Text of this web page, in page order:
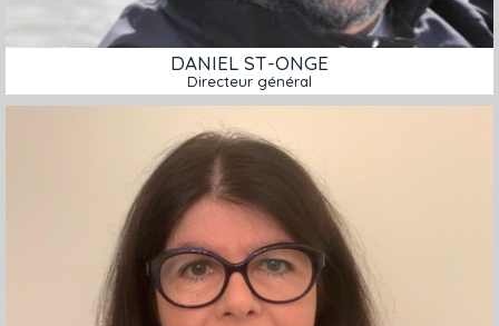
DANIEL ST-ONGE
Directeur général